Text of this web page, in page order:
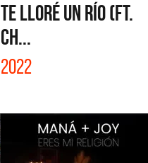
TE LLORÉ UN RÍO (FT.
CH...
2022